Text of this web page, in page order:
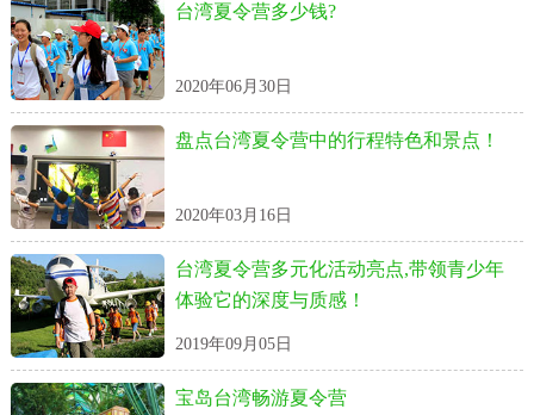
台湾夏令营多少钱?
2020年06月30日
盘点台湾夏令营中的行程特色和景点！
2020年03月16日
台湾夏令营多元化活动亮点,带领青少年
体验它的深度与质感！
2019年09月05日
宝岛台湾畅游夏令营